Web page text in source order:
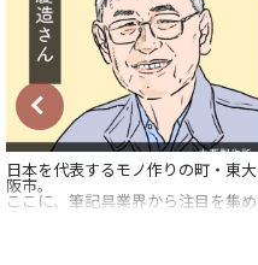
日本を代表するモノ作りの町・東大
阪市。
ここに、筆記具業界から注目を集め